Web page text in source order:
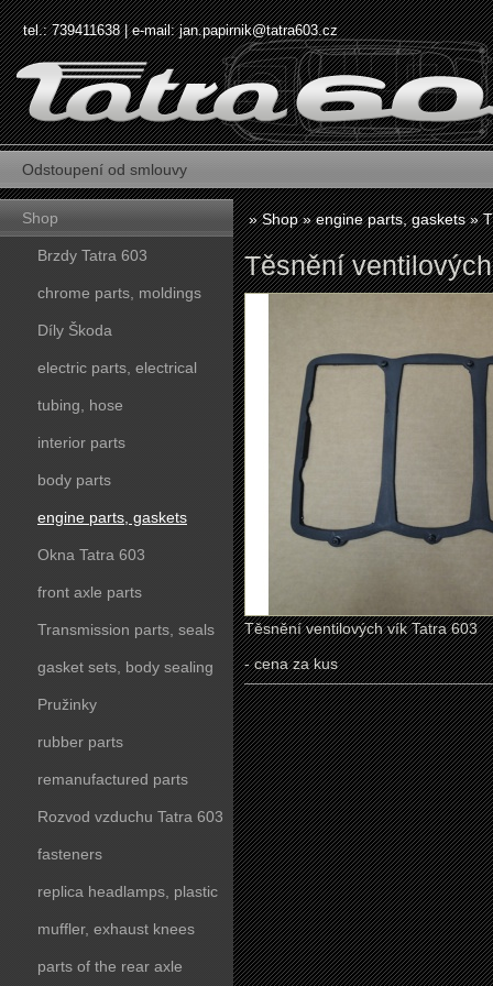
tel.: 739411638 | e-mail:jan.papirnik@tatra603.cz
Odstoupení od smlouvy
Shop
Brzdy Tatra 603
chrome parts, moldings
Díly Škoda
electric parts, electrical
tubing, hose
interior parts
body parts
engine parts, gaskets
Okna Tatra 603
front axle parts
Transmission parts, seals
gasket sets, body sealing
Pružinky
rubber parts
remanufactured parts
Rozvod vzduchu Tatra 603
fasteners
replica headlamps, plastic
parts
muffler, exhaust knees
parts of the rear axle
»Shop»engine parts, gaskets»
Těsnění
Těsnění ventilových vík Tatra 603
- cena za kus